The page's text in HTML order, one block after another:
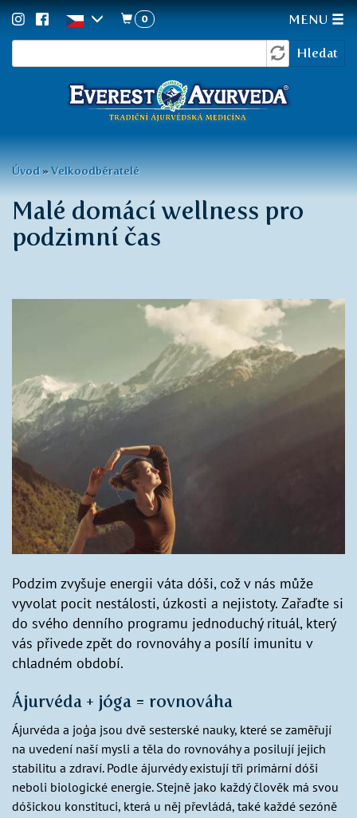
Hledat
0 MENU
Jste
zde
Úvod »Velkoodběratelé
Malé domácí wellness pro
podzimní čas
Podzim zvyšuje energii váta dóši, což v nás může
vyvolat pocit nestálosti, úzkosti a nejistoty. Zařaďte si
do svého denního programu jednoduchý rituál, který
vás přivede zpět do rovnováhy a posílí imunitu v
chladném období.
Ájurvéda + jóga = rovnováha
Ájurvéda a joģa jsou dvě sesterské nauky, které se zaměřují
na uvedení naší mysli a těla do rovnováhy a posilují jejich
stabilitu a zdraví. Podle ájurvédy existují tři primární dóši
neboli biologické energie. Stejně jako každý člověk má svou
dóšickou konstituci, která u něj převládá, také každé sezóně